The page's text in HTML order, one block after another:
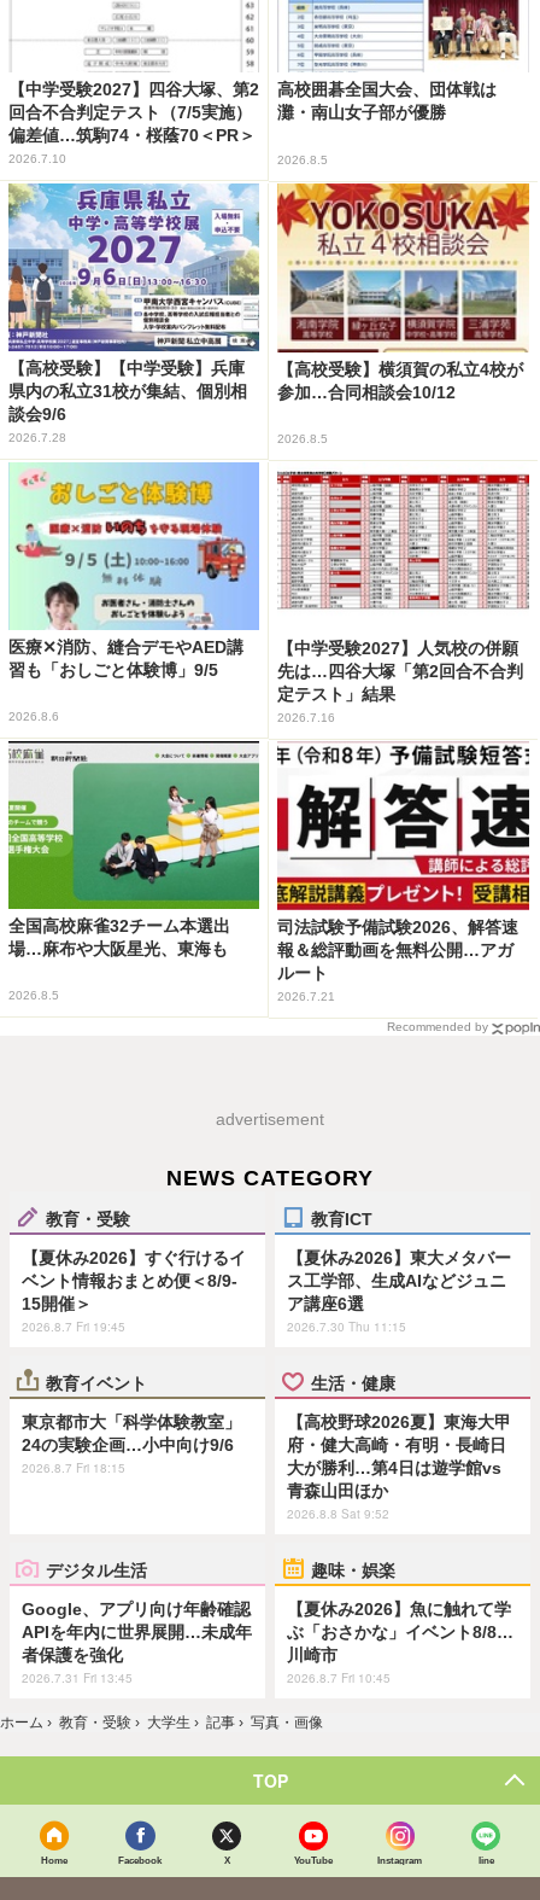
【中学受験2027】四谷大塚、第2
回合不合判定テスト（7/5実施）
偏差値…筑駒74・桜蔭70＜PR＞
2026.7.10
高校囲碁全国大会、団体戦は
灘・南山女子部が優勝
2026.8.5
【高校受験】【中学受験】兵庫
県内の私立31校が集結、個別相
談会9/6
2026.7.28
【高校受験】横須賀の私立4校が
参加…合同相談会10/12
2026.8.5
医療✕消防、縫合デモやAED講
習も「おしごと体験博」9/5
2026.8.6
【中学受験2027】人気校の併願
先は…四谷大塚「第2回合不合判
定テスト」結果
2026.7.16
全国高校麻雀32チーム本選出
場…麻布や大阪星光、東海も
2026.8.5
司法試験予備試験2026、解答速
報＆総評動画を無料公開…アガ
ルート
2026.7.21
Recommended by
advertisement
NEWS CATEGORY
教育・受験
【夏休み2026】すぐ行けるイ
ベント情報おまとめ便＜8/9-
15開催＞
2026.8.7 Fri 19:45
教育ICT
【夏休み2026】東大メタバー
ス工学部、生成AIなどジュニ
ア講座6選
2026.7.30 Thu 11:15
教育イベント
東京都市大「科学体験教室」
24の実験企画…小中向け9/6
2026.8.7 Fri 18:15
生活・健康
【高校野球2026夏】東海大甲
府・健大高崎・有明・長崎日
大が勝利…第4日は遊学館vs
青森山田ほか
2026.8.8 Sat 9:52
デジタル生活
Google、アプリ向け年齢確認
APIを年内に世界展開…未成年
者保護を強化
2026.7.31 Fri 13:45
趣味・娯楽
【夏休み2026】魚に触れて学
ぶ「おさかな」イベント8/8…
川崎市
2026.8.7 Fri 10:45
ホーム › 教育・受験 › 大学生 › 記事 › 写真・画像
TOP
Home Facebook X YouTube Instagram line